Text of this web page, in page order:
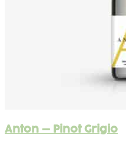
Anton – Pinot Grigio